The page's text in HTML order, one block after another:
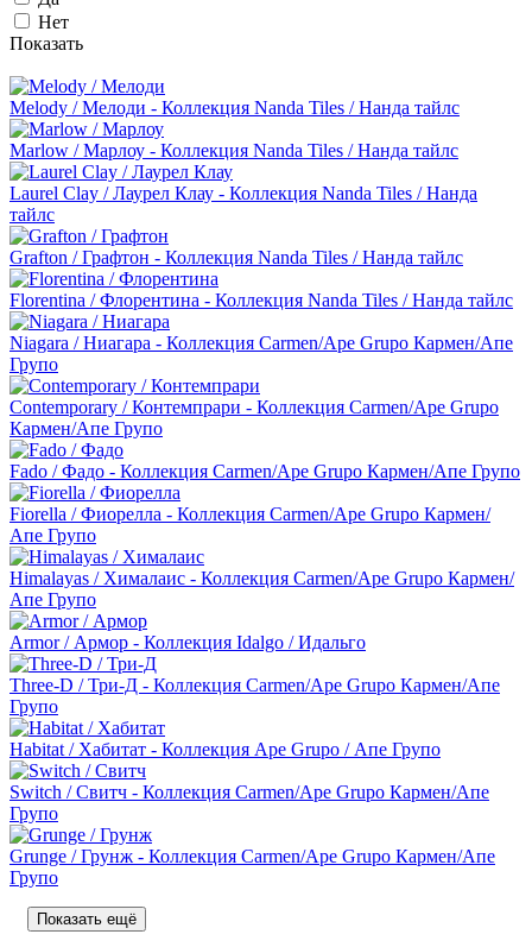
Нет
Показать
Melody / Мелоди - Коллекция Nanda Tiles / Нанда тайлс
Marlow / Марлоу - Коллекция Nanda Tiles / Нанда тайлс
Laurel Сlay / Лаурел Клау - Коллекция Nanda Tiles / Нанда
тайлс
Grafton / Графтон - Коллекция Nanda Tiles / Нанда тайлс
Florentina / Флорентина - Коллекция Nanda Tiles / Нанда тайлс
Niagara / Ниагара - Коллекция Carmen/Ape Grupo Кармен/Апе
Групо
Contemporary / Контемпрари - Коллекция Carmen/Ape Grupo
Кармен/Апе Групо
Fado / Фадо - Коллекция Carmen/Ape Grupo Кармен/Апе Групо
Fiorella / Фиорелла - Коллекция Carmen/Ape Grupo Кармен/
Апе Групо
Himalayas / Хималаис - Коллекция Carmen/Ape Grupo Кармен/
Апе Групо
Armor / Армор - Коллекция Idalgo / Идальго
Three-D / Три-Д - Коллекция Carmen/Ape Grupo Кармен/Апе
Групо
Habitat / Хабитат - Коллекция Ape Grupo / Апе Групо
Switch / Свитч - Коллекция Carmen/Ape Grupo Кармен/Апе
Групо
Grunge / Грунж - Коллекция Carmen/Ape Grupo Кармен/Апе
Групо
Показать ещё